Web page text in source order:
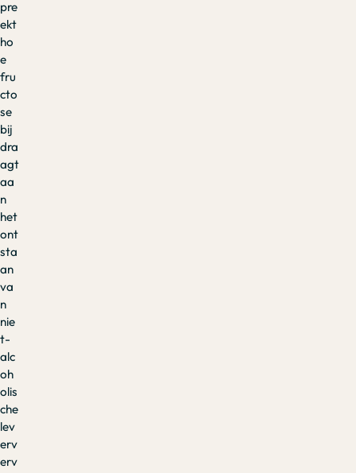
pre
ekt
ho
e
fru
cto
se
bij
dra
agt
aa
n
het
ont
sta
an
va
n
nie
t-
alc
oh
olis
che
lev
erv
erv